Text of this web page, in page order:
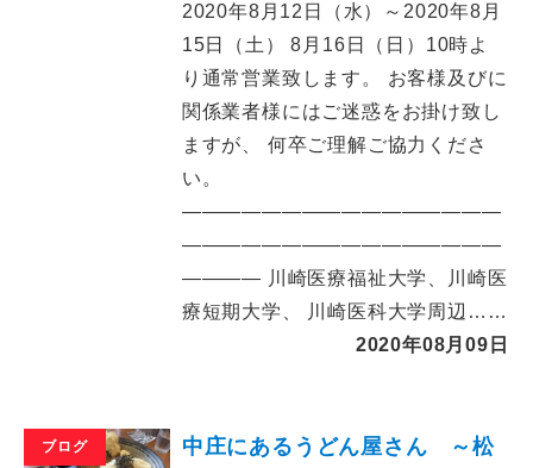
2020年8月12日（水）～2020年8月
15日（土） 8月16日（日）10時よ
り通常営業致します。 お客様及びに
関係業者様にはご迷惑をお掛け致し
ますが、 何卒ご理解ご協力くださ
い。
――――――――――――――――
――――――――――――――――
―――― 川崎医療福祉大学、川崎医
療短期大学、 川崎医科大学周辺……
2020年08月09日
ブログ
中庄にあるうどん屋さん ～松